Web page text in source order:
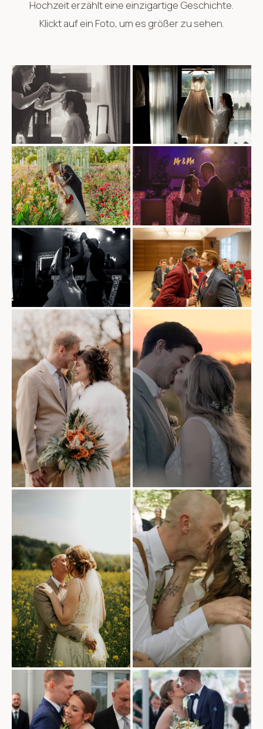
Hochzeit erzählt eine einzigartige Geschichte.
Klickt auf ein Foto, um es größer zu sehen.